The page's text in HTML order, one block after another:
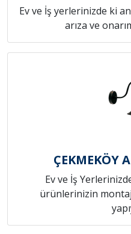
Ev ve İş yerlerinizde ki
arıza ve
ÇEKMEKÖY
Ev ve İş
ürünlerinizin